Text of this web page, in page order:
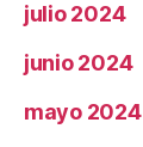
julio 2024
junio 2024
mayo 2024